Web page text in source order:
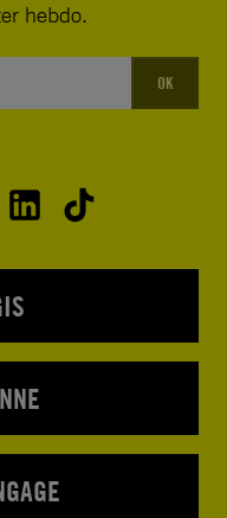
hebdo.
OK